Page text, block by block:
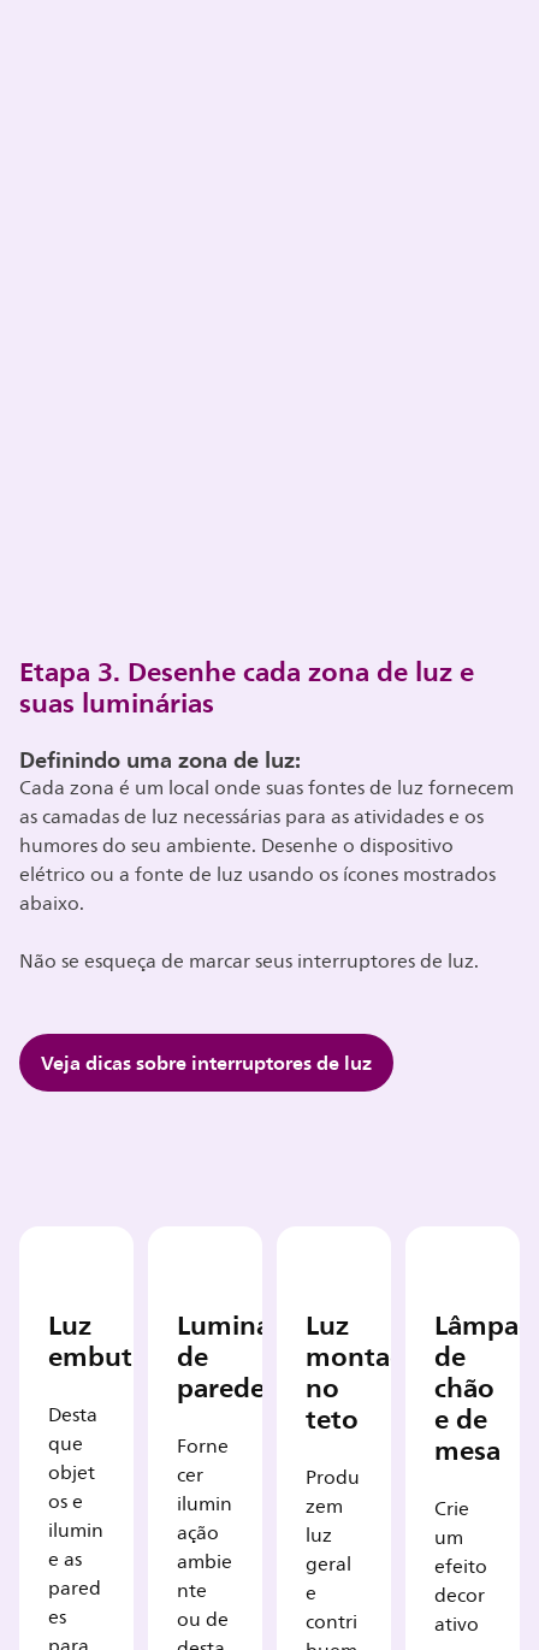
Etapa 3. Desenhe cada zona de luz e
suas luminárias
Definindo uma zona de luz:
Cada zona é um local onde suas fontes de luz fornecem
as camadas de luz necessárias para as atividades e os
humores do seu ambiente. Desenhe o dispositivo
elétrico ou a fonte de luz usando os ícones mostrados
abaixo.
Não se esqueça de marcar seus interruptores de luz.
Veja dicas sobre interruptores de luz
Luz
embutida
Desta
que
objet
os e
ilumin
e as
pared
es
Luminária
de
parede
Forne
cer
ilumin
ação
ambie
nte
ou de
Luz
montada
no
teto
Produ
zem
luz
geral
e
contri
de
chão
e de
mesa
Crie
um
efeito
decor
ativo